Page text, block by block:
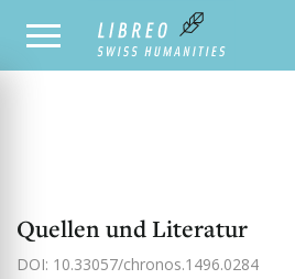
NOTRE CATALOGUE
Quellen und Literatur
DOI: 10.33057/chronos.1496.0284